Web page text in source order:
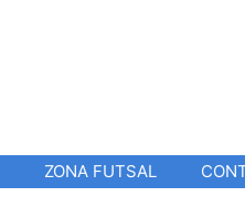
ZONA FUTSAL